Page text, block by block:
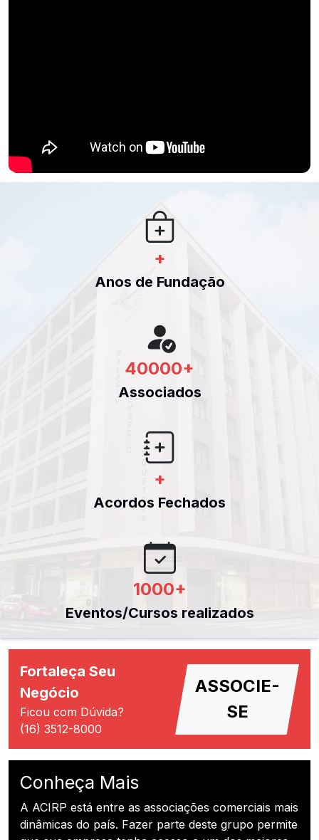
+
Anos de Fundação
40000+
Associados
+
Acordos Fechados
1000+
Eventos/Cursos realizados
Fortaleça Seu
Negócio
Ficou com Dúvida?
(16) 3512-8000
ASSOCIE-
SE
Conheça Mais
A ACIRP está entre as associações comerciais mais
dinâmicas do país. Fazer parte deste grupo permite